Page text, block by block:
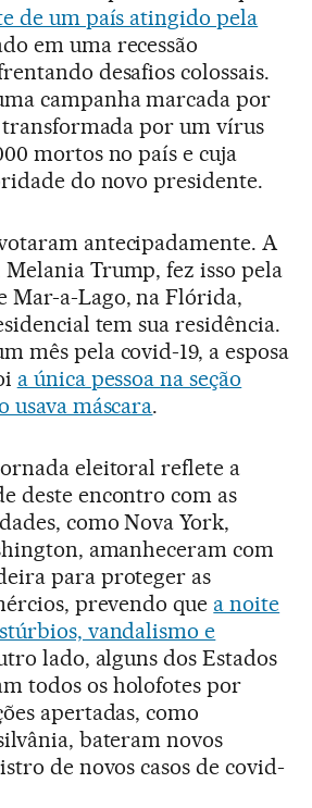
de um país atingido pela
em uma recessão
desafios colossais.
campanha marcada por
por um vírus
mortos no país e cuja
do novo presidente.
antecipadamente. A
Trump, fez isso pela
Mar-a-Lago, na Flórida,
tem sua residência.
mês pela covid-19, a esposa
a única pessoa na seção
usava máscara.
eleitoral reflete a
deste encontro com as
como Nova York,
amanheceram com
para proteger as
prevendo que a noite
vandalismo e
lado, alguns dos Estados
todos os holofotes por
apertadas, como
bateram novos
de novos casos de covid-